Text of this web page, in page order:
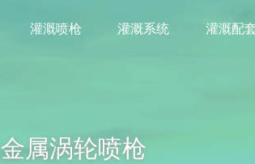
灌溉喷枪 灌溉系统 灌溉配
金属涡轮喷枪